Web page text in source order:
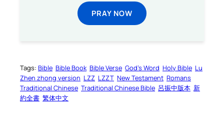
PRAY NOW
Tags: Bible Bible Book Bible Verse God’s Word Holy Bible Lu
Zhen zhong version LZZ LZZT New Testament Romans
Traditional Chinese Traditional Chinese Bible 呂振中版本 新
約全書 繁体中文